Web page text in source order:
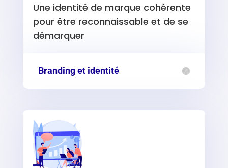
Une identité de marque cohérente
pour être reconnaissable et de se
démarquer
Branding et identité